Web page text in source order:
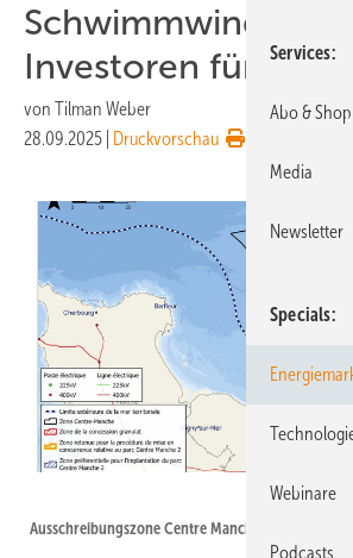
Schwimmwindpark,
Investoren für
von Tilman Weber
28.09.2025
Druckvorschau
Ausschreibungszone Centre Manche 2 in der
Services
Abo & Shop
Media
Newsletter
Specials
Webinare
Podcasts